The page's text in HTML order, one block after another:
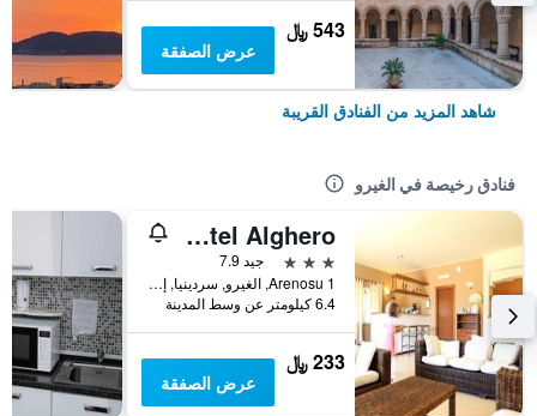
543 ﷼
عرض الصفقة
شاهد المزيد من الفنادق القريبة
فنادق رخيصة في الغيرو
Domominore Country Hotel Alghero
3 نجوم
جيد 7.9
Arenosu 1, الغيرو, سردينيا, إيطاليا
6.4 كيلومتر عن وسط المدينة
233 ﷼
عرض الصفقة